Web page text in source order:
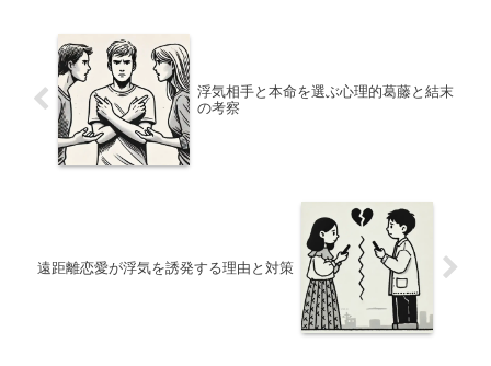
浮気相手と本命を選ぶ心理的葛藤と結末
の考察
遠距離恋愛が浮気を誘発する理由と対策